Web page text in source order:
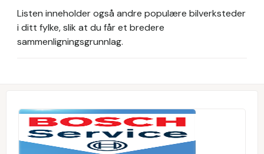
Listen inneholder også andre populære bilverksteder
i ditt fylke, slik at du får et bredere
sammenligningsgrunnlag.